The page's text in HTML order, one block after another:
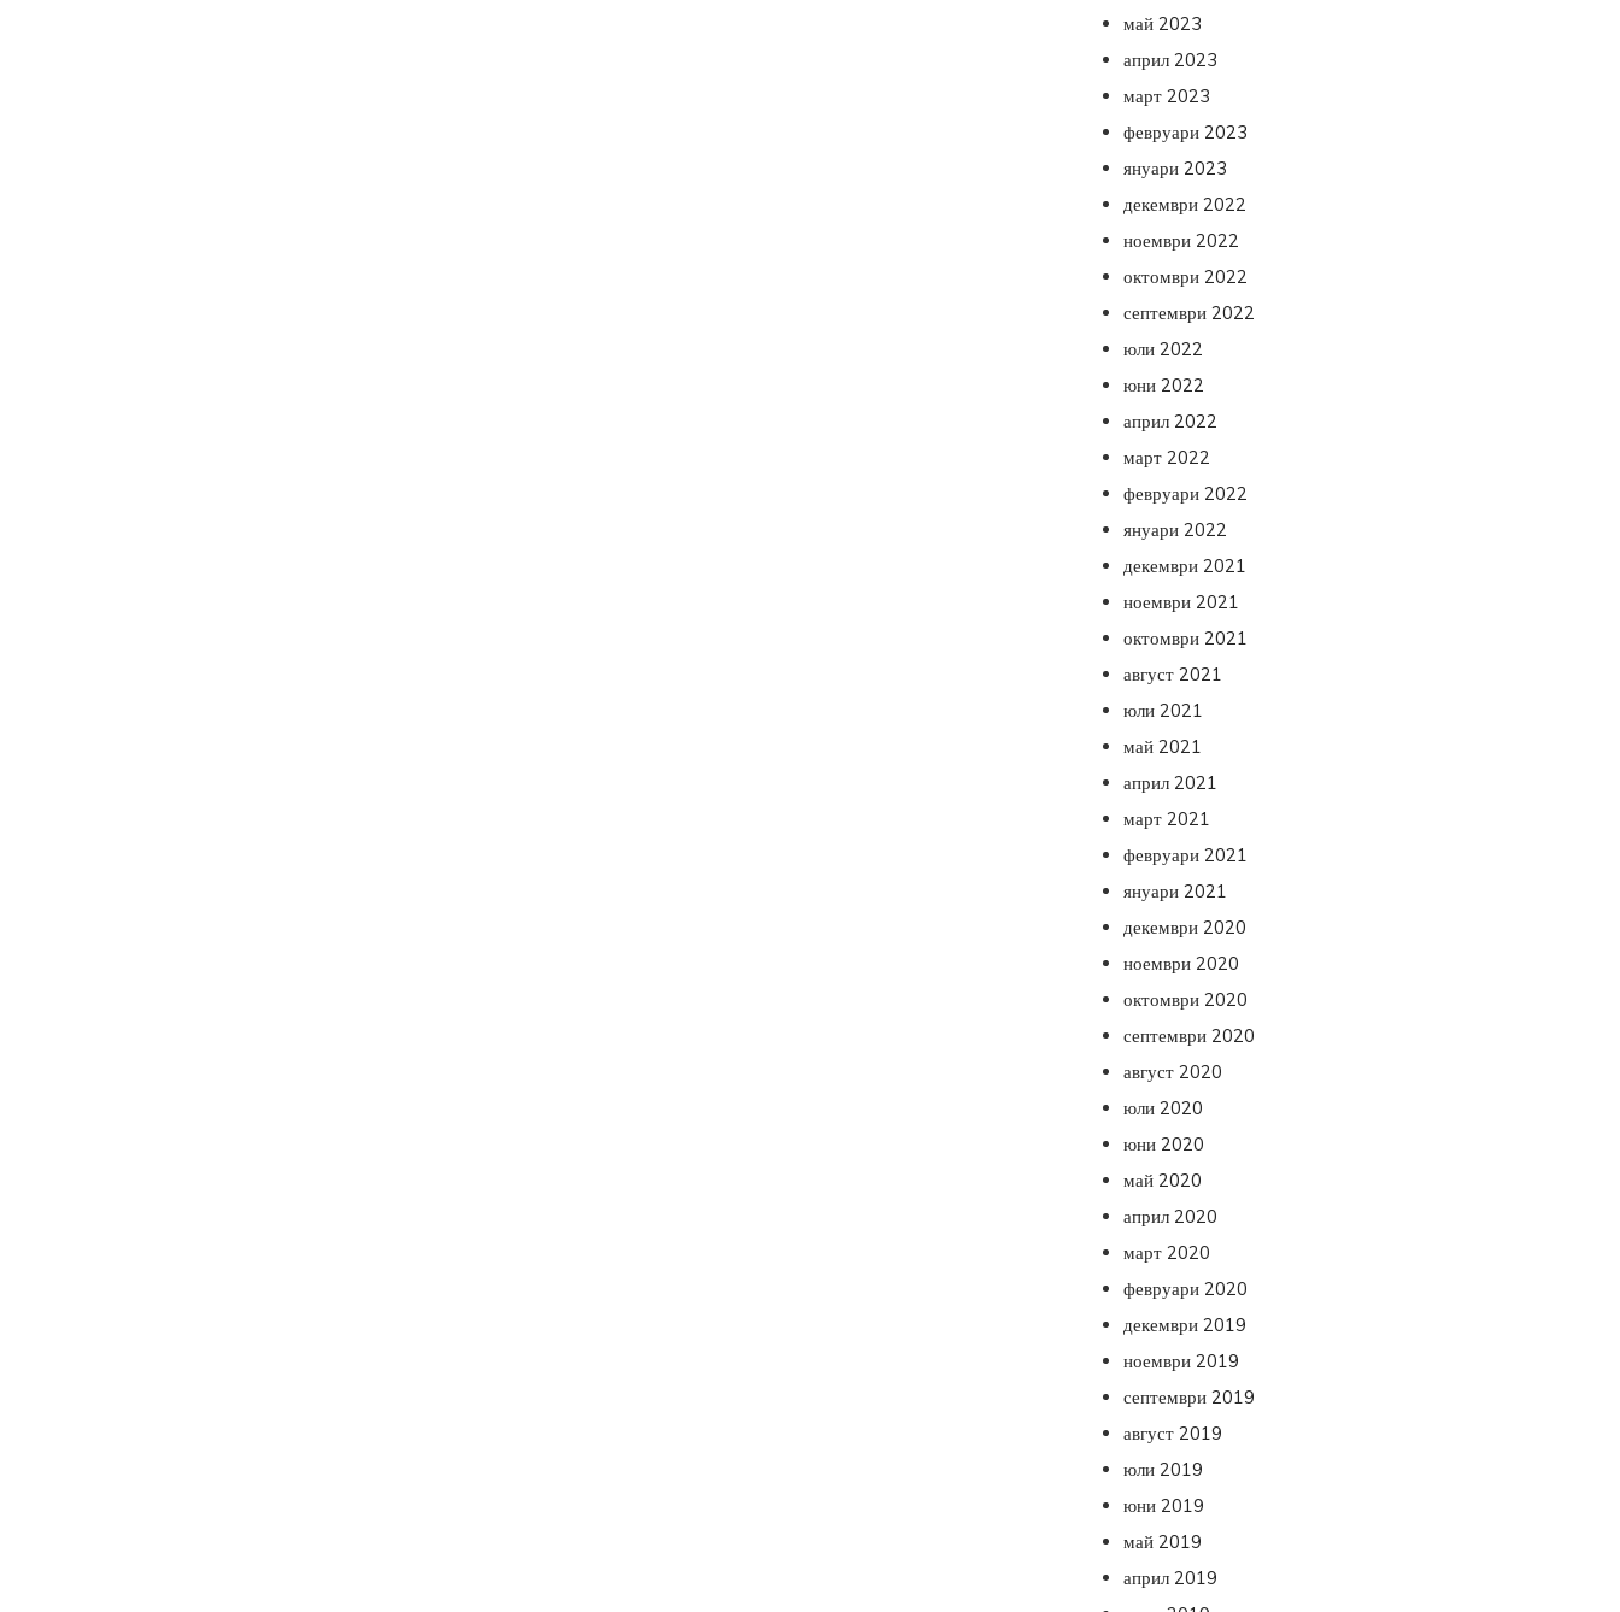
май 2023
април 2023
март 2023
февруари 2023
януари 2023
декември 2022
ноември 2022
октомври 2022
септември 2022
юли 2022
юни 2022
април 2022
март 2022
февруари 2022
януари 2022
декември 2021
ноември 2021
октомври 2021
август 2021
юли 2021
май 2021
април 2021
март 2021
февруари 2021
януари 2021
декември 2020
ноември 2020
октомври 2020
септември 2020
август 2020
юли 2020
юни 2020
май 2020
април 2020
март 2020
февруари 2020
декември 2019
ноември 2019
септември 2019
август 2019
юли 2019
юни 2019
май 2019
април 2019